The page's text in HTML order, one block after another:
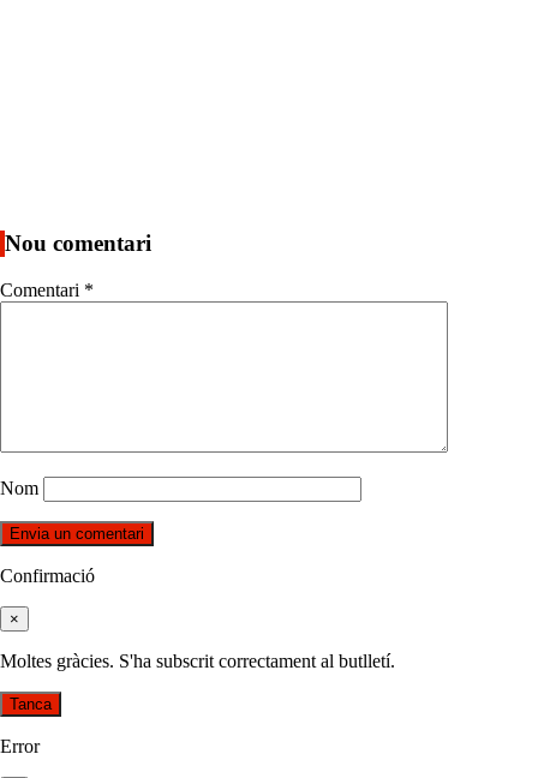
Nou comentari
Comentari *
Nom
Confirmació
×
Moltes gràcies. S'ha subscrit correctament al butlletí.
Tanca
Error